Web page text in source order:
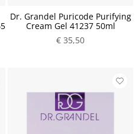
Dr. Grandel Puricode Purifying
Cream Gel 41237 50ml
€ 35,50